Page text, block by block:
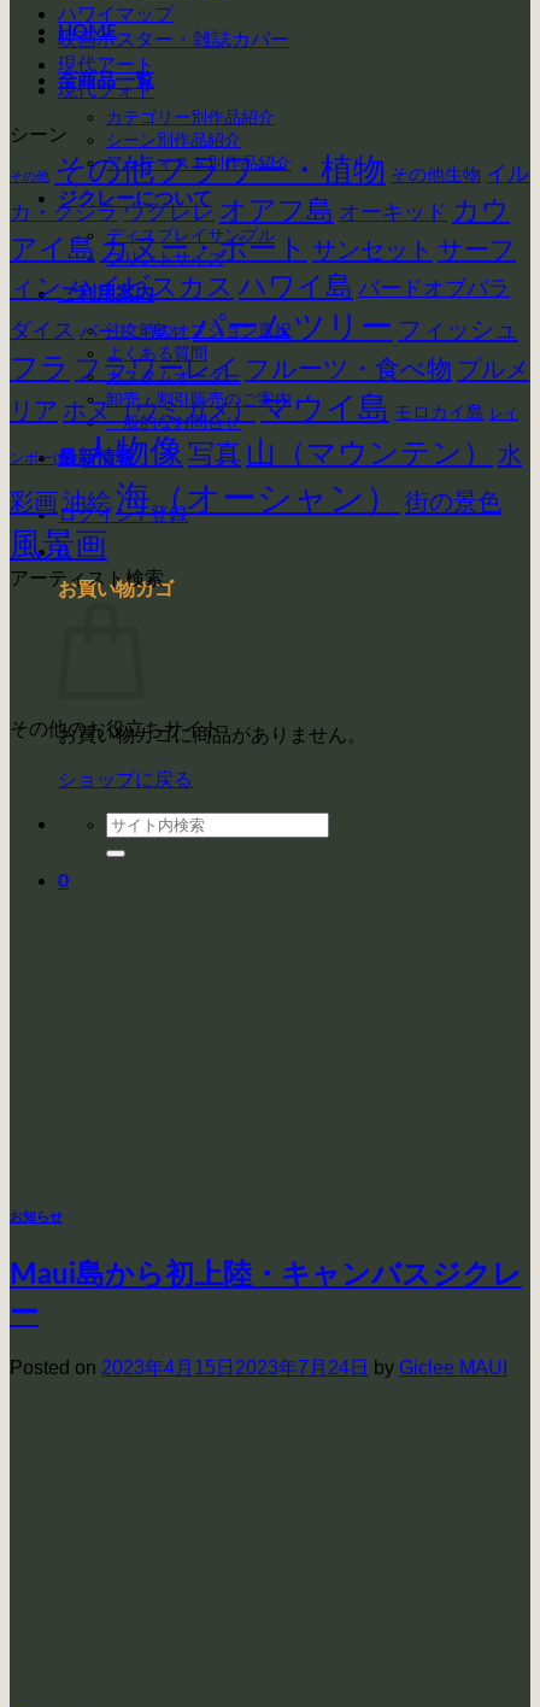
HOME
全商品一覧
カテゴリー別作品紹介
シーン別作品紹介
アーティスト別作品紹介
ジクレーについて
ディスプレイサンプル
プリントサイズ
ご利用案内
注文時のオプション選択
よくある質問
カスタムオーダー
卸売・割引販売のご案内
一般的なお問合せ
最新情報
ログイン / 登録
0
お買い物カゴ
お買い物カゴに商品がありません。
ショップに戻る
検
索
0
ハワイマップ
映画ポスター・雑誌カバー
現代アート
現代フォト
シーン
その他 その他フラワー・植物 その他生物 イル
カ・クジラ ウクレレ オアフ島 オーキッド カウ
アイ島 カヌー・ボート サンセット サーフ
ィンハイビスカス ハワイ島 バードオブパラ
ダイス バード（鳥） パームツリー フィッシュ
フラ フラワーレイ フルーツ・食べ物 プルメ
リア ホヌ（ウミガメ）マウイ島 モロカイ島 レイ
ンボー(虹) 人物像 写真 山（マウンテン）
水
彩画油絵海（オーシャン） 街の景色
風景画
アーティスト検索
その他のお役立ちサイト
お知らせ
Maui島から初上陸・キャンバスジクレ
ー
Posted on 2023年4月15日 2023年7月24日 by Giclee MAUI